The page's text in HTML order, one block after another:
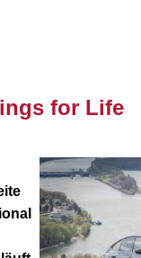
for Life